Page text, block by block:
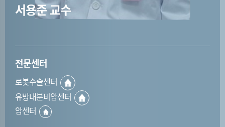
서용준 교수
전문센터
로봇수술센터
유방내분비암센터
암센터